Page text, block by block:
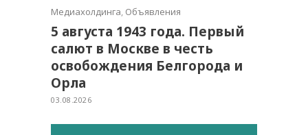
Медиахолдинга, Объявления
5 августа 1943 года. Первый
салют в Москве в честь
освобождения Белгорода и
Орла
03.08.2026